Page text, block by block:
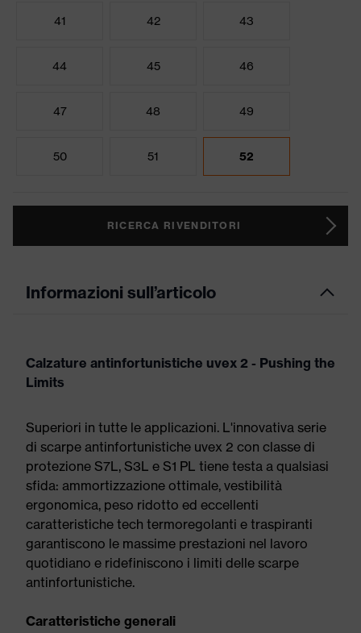
41 42 43
44 45 46
47 48 49
50 51 52
RICERCA RIVENDITORI
Informazioni sull’articolo
Calzature antinfortunistiche uvex 2 - Pushing the
Limits
Superiori in tutte le applicazioni. L'innovativa serie
di scarpe antinfortunistiche uvex 2 con classe di
protezione S7L, S3L e S1 PL tiene testa a qualsiasi
sfida: ammortizzazione ottimale, vestibilità
ergonomica, peso ridotto ed eccellenti
caratteristiche tech termoregolanti e traspiranti
garantiscono le massime prestazioni nel lavoro
quotidiano e ridefiniscono i limiti delle scarpe
antinfortunistiche.
Caratteristiche generali